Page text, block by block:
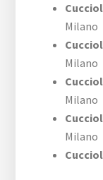
Milano
Milano
Milano
Milano